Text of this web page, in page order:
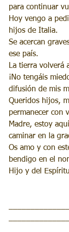
para continuar
Hoy vengo a
hijos de Italia.
Se acercan
ese país.
La tierra volverá
¡No tengáis
difusión de mis
Queridos hijos,
permanecer con
Madre, estoy
caminar en la
Os amo y con
bendigo en el
Hijo y del